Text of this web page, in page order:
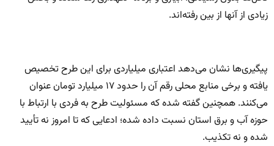
زیادی از آنها از بین رفته‌اند.
پیگیری‌ها نشان می‌دهد اعتباری میلیاردی برای این طرح تخصیص
یافته و برخی منابع محلی رقم آن را حدود ۱۷ میلیارد تومان عنوان
می‌کنند. همچنین گفته شده که مسئولیت طرح به فردی با ارتباط با
حوزه آب و برق استان نسبت داده شده؛ ادعایی که تا امروز نه تأیید
شده و نه تکذیب.